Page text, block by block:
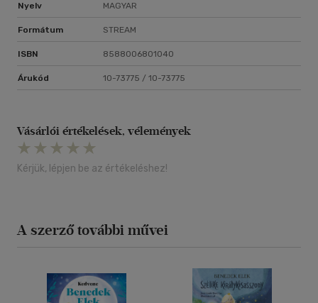
Nyelv MAGYAR
Formátum STREAM
ISBN 8588006801040
Árukód 10-73775 / 10-73775
Vásárlói értékelések, vélemények
Kérjük, lépjen be az értékeléshez!
A szerző további művei